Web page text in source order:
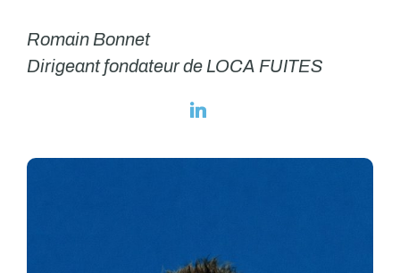
Romain Bonnet
Dirigeant fondateur de LOCA FUITES